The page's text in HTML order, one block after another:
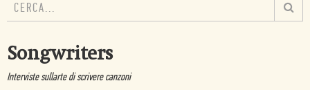
Songwriters
Interviste sullarte di scrivere canzoni